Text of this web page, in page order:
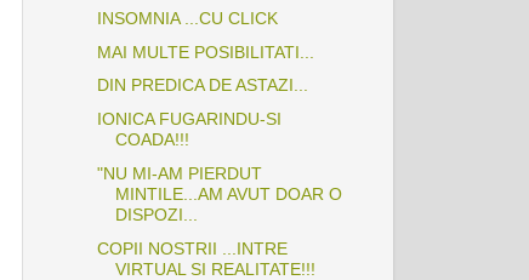
INSOMNIA ...CU CLICK
MAI MULTE POSIBILITATI...
DIN PREDICA DE ASTAZI...
IONICA FUGARINDU-SI
COADA!!!
"NU MI-AM PIERDUT
MINTILE...AM AVUT DOAR O
DISPOZI...
COPII NOSTRII ...INTRE
VIRTUAL SI REALITATE!!!